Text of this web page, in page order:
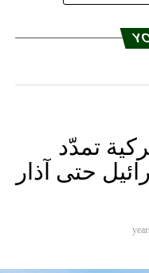
تمدّد
حتى آذار